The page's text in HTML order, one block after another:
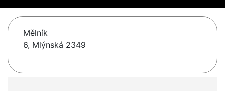
Mělník
6, Mlýnská 2349